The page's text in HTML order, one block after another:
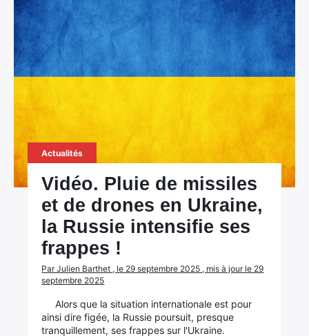
Actualités
Vidéo. Pluie de missiles
et de drones en Ukraine,
la Russie intensifie ses
frappes !
Par Julien Barthet , le 29 septembre 2025 , mis à jour le 29
septembre 2025
Alors que la situation internationale est pour
ainsi dire figée, la Russie poursuit, presque
tranquillement, ses frappes sur l'Ukraine.